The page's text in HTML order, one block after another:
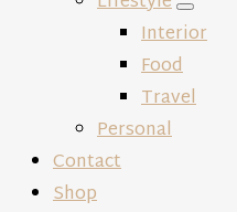
expand
child
Interior
Food
Travel
Personal
Contact
Shop